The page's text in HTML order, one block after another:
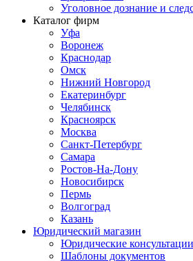
Уголовное дознание и
Каталог фирм
Уфа
Воронеж
Краснодар
Омск
Нижний Новгород
Екатеринбург
Челябинск
Красноярск
Москва
Санкт-Петербург
Самара
Ростов-На-Дону
Новосибирск
Пермь
Волгоград
Казань
Юридический магазин
Юридические консультации
Шаблоны документов